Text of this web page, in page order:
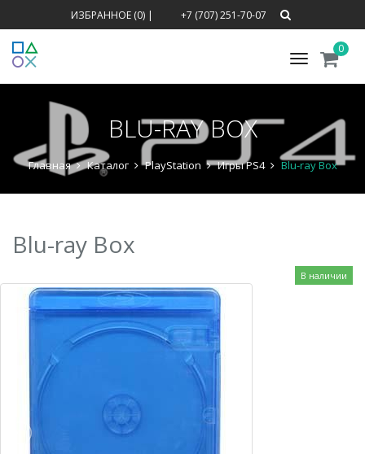
ИЗБРАННОЕ (0)| +7 (707) 251-70-07
Меню
0
BLU-RAY BOX
Главная Каталог PlayStation Игры PS4 Blu-ray Box
Blu-ray Box
В наличии